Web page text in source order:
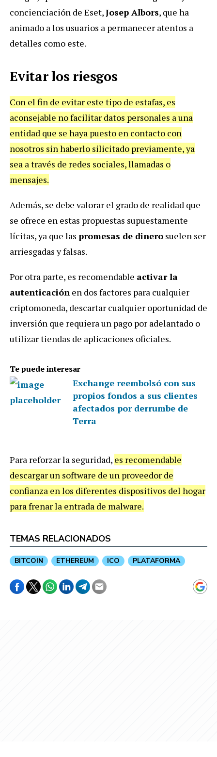
concienciación de Eset,Josep Albors, que ha
animado a los usuarios a permanecer atentos a
detalles como este.
Evitar los riesgos
Con el fin de evitar este tipo de estafas, es
aconsejable no facilitar datos personales a una
entidad que se haya puesto en contacto con
nosotros sin haberlo silicitado previamente, ya
sea a través de redes sociales, llamadas o
mensajes.
Además, se debe valorar el grado de realidad que
se ofrece en estas propuestas supuestamente
lícitas, ya que las promesas de dinero suelen ser
arriesgadas y falsas.
Por otra parte, es recomendable activar la
autenticación en dos factores para cualquier
criptomoneda, descartar cualquier oportunidad de
inversión que requiera un pago por adelantado o
utilizar tiendas de aplicaciones oficiales.
Te puede interesar
Exchange reembolsó con sus
propios fondos a sus clientes
afectados por derrumbe de
Terra
Para reforzar la seguridad, es recomendable
descargar un software de un proveedor de
confianza en los diferentes dispositivos del hogar
para frenar la entrada de malware.
TEMAS RELACIONADOS
BITCOIN ETHEREUM ICO PLATAFORMA